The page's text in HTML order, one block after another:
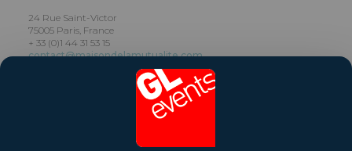
24 Rue Saint-Victor
75005 Paris, France
+ 33 (0)1 44 31 53 15
contact@maisondelamutualite.com